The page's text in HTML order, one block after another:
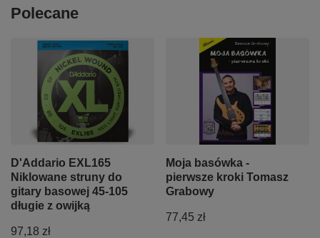
Polecane
D'Addario EXL165
Niklowane struny do
gitary basowej 45-105
długie z owijką
97,18 zł
Moja basówka -
pierwsze kroki Tomasz
Grabowy
77,45 zł